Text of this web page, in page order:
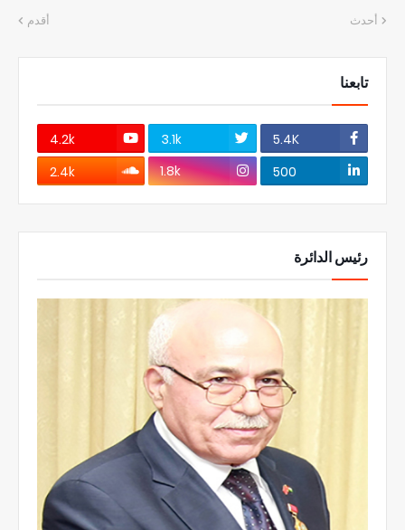
أحدث أقدم
تابعنا
5.4K
3.1k
4.2k
500
1.8k
2.4k
رئيس الدائرة